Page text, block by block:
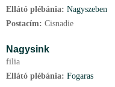
Ellátó plébánia: Nagyszeben
Postacím: Cisnadie
Nagysink
filia
Ellátó plébánia: Fogaras